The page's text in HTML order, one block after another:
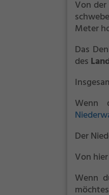
Von
Meter
Das
des
Wenn
Der
Von
Wenn